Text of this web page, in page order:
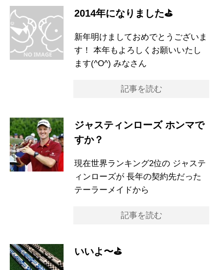
2014年になりました⛳️
新年明けましておめでとうございま
す！ 本年もよろしくお願いいたし
ます(^O^) みなさん
記事を読む
ジャスティンローズ ホンマで
すか？
現在世界ランキング2位の ジャステ
ィンローズが 長年の契約先だった
テーラーメイドから
記事を読む
いいよ〜⛳️